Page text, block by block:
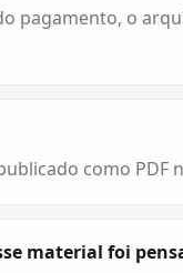
pagamento, o
como PDF
material foi